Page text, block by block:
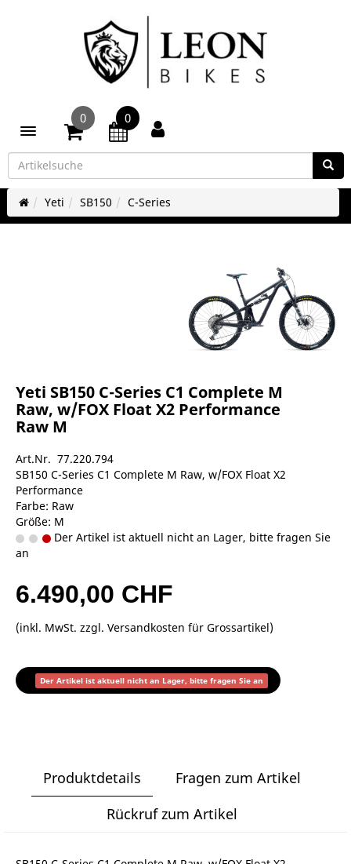
Toggle navigation
0 0
Yeti SB150 C-Series
Yeti SB150 C-Series C1 Complete M
Raw, w/FOX Float X2 Performance
Raw M
Art.Nr. 77.220.794
SB150 C-Series C1 Complete M Raw, w/FOX Float X2
Performance
Farbe: Raw
Größe: M
Der Artikel ist aktuell nicht an Lager, bitte fragen Sie
an
6.490,00 CHF
(inkl. MwSt. zzgl. Versandkosten für Grossartikel)
Der Artikel ist aktuell nicht an Lager, bitte fragen Sie an
Produktdetails
Fragen zum Artikel
Rückruf zum Artikel